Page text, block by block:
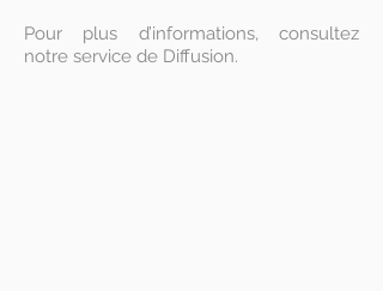
Pour plus d’informations, consultez
notre service de Diffusion.